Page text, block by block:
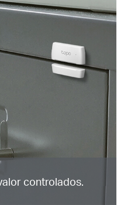
controlados.